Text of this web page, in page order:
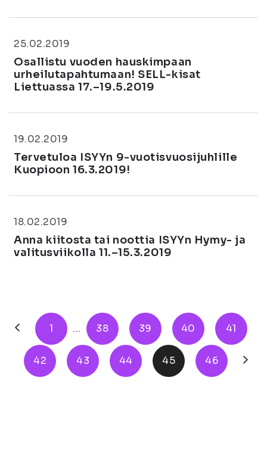
25.02.2019
Osallistu vuoden hauskimpaan
urheilutapahtumaan! SELL-kisat
Liettuassa 17.–19.5.2019
19.02.2019
Tervetuloa ISYYn 9-vuotisvuosijuhlille
Kuopioon 16.3.2019!
18.02.2019
Anna kiitosta tai noottia ISYYn Hymy- ja
valitusviikolla 11.–15.3.2019
1 ... 38 39 40 41
42 43 44 45 46